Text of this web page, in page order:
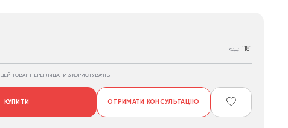
КОД: 1181
ЦЕЙ ТОВАР ПЕРЕГЛЯДАЛИ 3 КОРИСТУВАЧІВ
КУПИТИ ОТРИМАТИ КОНСУЛЬТАЦІЮ